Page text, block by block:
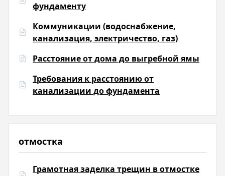
фундаменту
Коммуникации (водоснабжение,
канализация, электричество, газ)
Расстояние от дома до выгребной ямы
Требования к расстоянию от
канализации до фундамента
отмостка
Грамотная заделка трещин в отмостке